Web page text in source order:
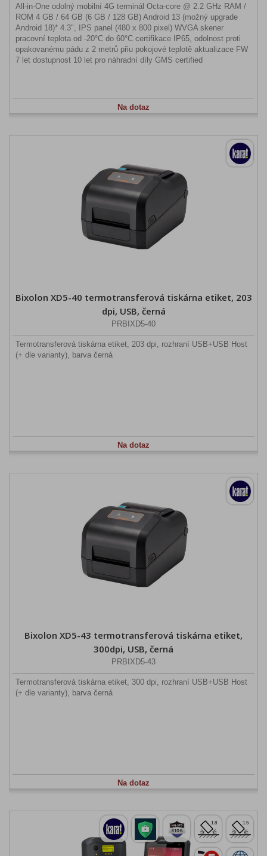
All-in-One odolný mobilní 4G terminál Octa-core @ 2.2 GHz RAM /
ROM 4 GB / 64 GB (6 GB / 128 GB) Android 13 (možný upgrade
Android 18)* 4.3", IPS panel (480 x 800 pixel) WVGA skener
pracovní teplota od -20°C do 60°C certifikace IP65, odolnost proti
opakovanému pádu z 2 metrů přiu pokojové teplotě aktualizace FW
7 let dostupnost 10 let pro náhradní díly GMS certified
Na dotaz
Bixolon XD5-40 termotransferová tiskárna etiket, 203
dpi, USB, černá
PRBIXD5-40
Termotransferová tiskárna etiket, 203 dpi, rozhraní USB+USB Host
(+ dle varianty), barva černá
Na dotaz
Bixolon XD5-43 termotransferová tiskárna etiket,
300dpi, USB, černá
PRBIXD5-43
Termotransferová tiskárna etiket, 300 dpi, rozhraní USB+USB Host
(+ dle varianty), barva černá
Na dotaz